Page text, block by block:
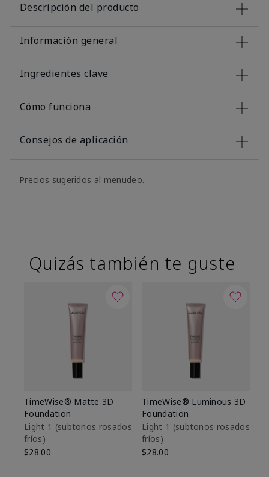
Descripción del producto
Información general
Ingredientes clave
Cómo funciona
Consejos de aplicación
Precios sugeridos al menudeo.
Quizás también te guste
TimeWise® Matte 3D
Foundation
Light 1​ (subtonos rosados
fríos)
$28.00
TimeWise® Luminous 3D
Foundation
Light 1​ (subtonos rosados
fríos)
$28.00